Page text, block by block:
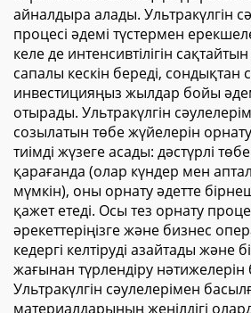
айналдыра алады. Ультракүлгін
процесі әдемі түстермен
келе де интенсивтілігін
сапалы кескін береді, сондықтан
инвестицияңыз жылдар бойы
отырады. Ультракүлгін
созылатын төбе жүйелерін
тиімді жүзеге асады: дәстүрлі
қарағанда (олар күндер мен
мүмкін), оны орнату әдетте
қажет етеді. Осы тез орнату
әрекеттеріңізге және бизнес
кедергі келтіруді азайтады және
жағынан түрлендіру нәтижелерін
Ультракүлгін сәулелерімен
материалдарының жеңілдігі